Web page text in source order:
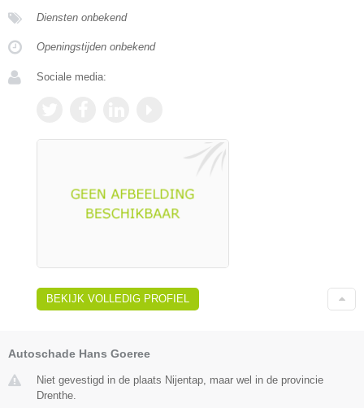
Diensten onbekend
Openingstijden onbekend
Sociale media:
BEKIJK VOLLEDIG PROFIEL
Autoschade Hans Goeree
Niet gevestigd in de plaats Nijentap, maar wel in de provincie
Drenthe.